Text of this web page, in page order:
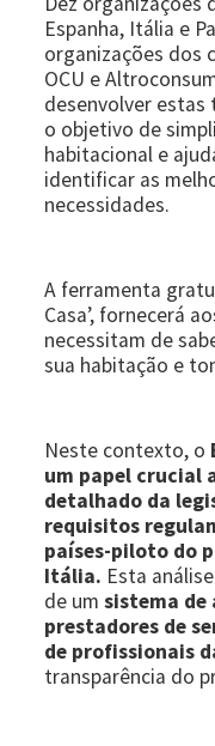
Espanha, Itália e
organizações dos
OCU e
desenvolver
o objetivo de
habitacional e
identificar as
necessidades.
A ferramenta
Casa’, fornecerá
necessitam de
sua habitação e
Neste contexto, o
um papel crucial
detalhado da
requisitos
países-piloto do
Itália. Esta
de umsistema de
prestadores de
de profissionais
transparência do